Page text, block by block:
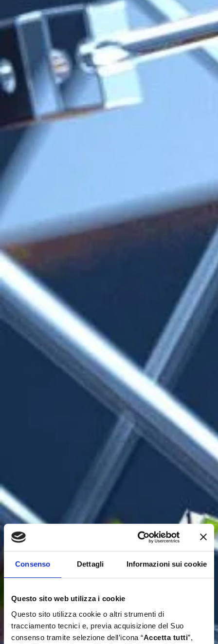
Consenso Dettagli Informazioni sui cookie
Questo sito web utilizza i cookie
Questo sito utilizza cookie o altri strumenti di
tracciamento tecnici e, previa acquisizione del Suo
consenso tramite selezione dell’icona “Accetta tutti”,